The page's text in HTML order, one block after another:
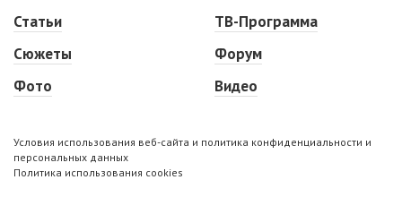
Статьи
Сюжеты
Фото
ТВ-Программа
Форум
Видео
Условия использования веб-сайта и политика конфиденциальности и
персональных данных
Политика использования cookies